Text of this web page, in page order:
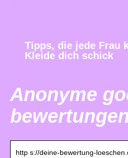
Tipps, die jede Frau
Kleide dich schick
Anonyme
http s://deine-bewertung-